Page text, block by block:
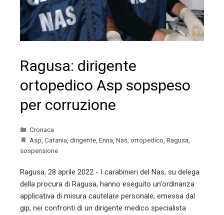
Ragusa: dirigente
ortopedico Asp sopspeso
per corruzione
Cronaca
Asp, Catania, dirigente, Enna, Nas, ortopedico, Ragusa,
sospensione
Ragusa, 28 aprile 2022 - I carabinieri del Nas, su delega
della procura di Ragusa, hanno eseguito un'ordinanza
applicativa di misura cautelare personale, emessa dal
gip, nei confronti di un dirigente medico specialista